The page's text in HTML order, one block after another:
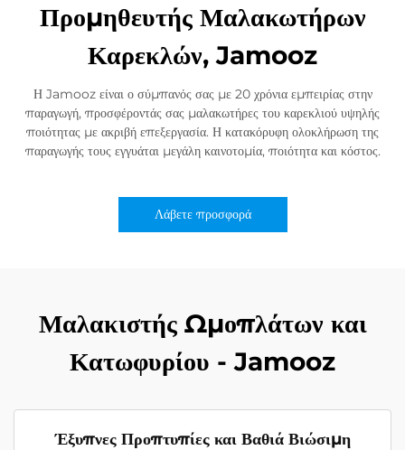
Προμηθευτής Μαλακωτήρων
Καρεκλών, Jamooz
Η Jamooz είναι ο σύμπανός σας με 20 χρόνια εμπειρίας στην
παραγωγή, προσφέροντάς σας μαλακωτήρες του καρεκλιού υψηλής
ποιότητας με ακριβή επεξεργασία. Η κατακόρυφη ολοκλήρωση της
παραγωγής τους εγγυάται μεγάλη καινοτομία, ποιότητα και κόστος.
Λάβετε προσφορά
Μαλακιστής Ωμοπλάτων και
Κατωφυρίου - Jamooz
Έξυπνες Προπτυπίες και Βαθιά Βιώσιμη